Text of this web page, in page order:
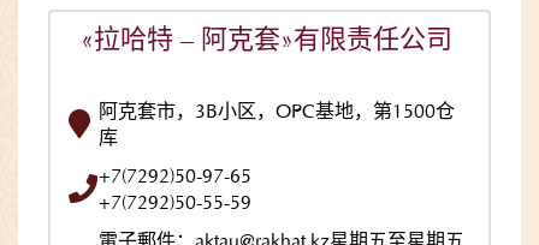
«拉哈特 – 阿克套»有限责任公司
阿克套市，3B小区，ОРС基地，第1500仓
库
+7(7292)50-97-65
+7(7292)50-55-59